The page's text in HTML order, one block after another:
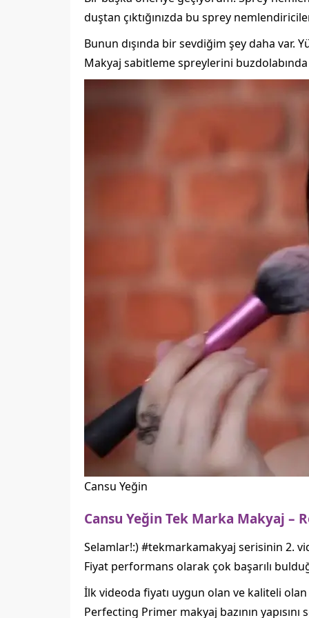
duştan çıktığınızda bu sprey
Bunun dışında bir sevdiğim şey daha
Makyaj sabitleme spreylerini
Cansu Yeğin
Cansu Yeğin Tek Marka Makyaj –
Selamlar!:) #tekmarkamakyaj serisinin 2.
Fiyat performans olarak çok başarılı
İlk videoda fiyatı uygun olan ve kaliteli
Perfecting Primer makyaj bazının